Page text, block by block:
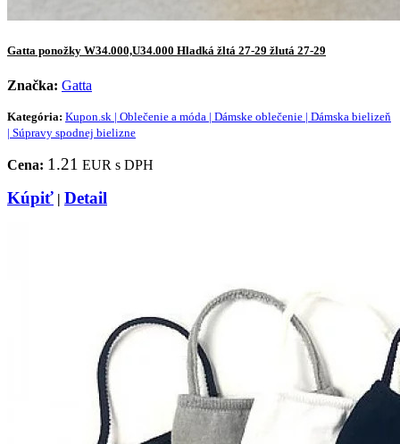
Gatta ponožky W34.000,U34.000 Hladká žltá 27-29 žlutá 27-29
Značka: Gatta
Kategória: Kupon.sk | Oblečenie a móda | Dámske oblečenie | Dámska bielizeň
| Súpravy spodnej bielizne
Cena: 1.21 EUR s DPH
Kúpiť | Detail